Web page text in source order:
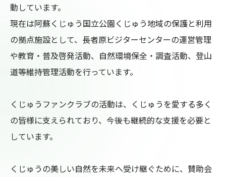
動しています。
現在は阿蘇くじゅう国立公園くじゅう地域の保護と利用
の拠点施設として、長者原ビジターセンターの運営管理
や教育・普及啓発活動、自然環境保全・調査活動、登山
道等維持管理活動を行っています。
くじゅうファンクラブの活動は、くじゅうを愛する多く
の皆様に支えられており、今後も継続的な支援を必要と
しています。
くじゅうの美しい自然を未来へ受け継ぐために、賛助会